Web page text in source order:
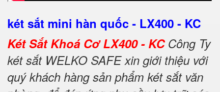
két sắt mini hàn quốc - LX400 - KC
Két Sắt Khoá Cơ LX400 - KC Công Ty
két sắt WELKO SAFE xin giới thiệu với
quý khách hàng sản phẩm két sắt văn